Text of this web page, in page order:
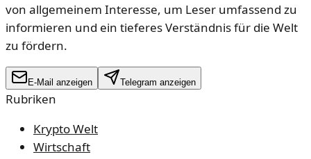
von allgemeinem Interesse, um Leser umfassend zu
informieren und ein tieferes Verständnis für die Welt
zu fördern.
E-Mail anzeigen Telegram anzeigen
Rubriken
Krypto Welt
Wirtschaft